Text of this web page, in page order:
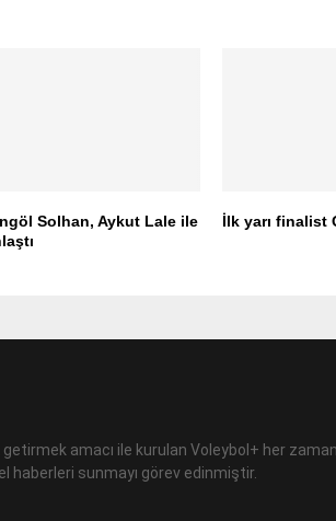
Solhan, Aykut Lale ile
İlk yarı finalist
getirmek amacı ile kurulan Voleybol+ her
haberleri sunmayı görev edinmiştir.